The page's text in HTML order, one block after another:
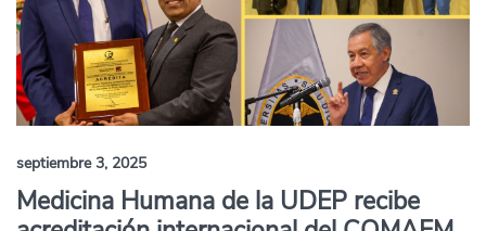
septiembre 3, 2025
Medicina Humana de la UDEP recibe